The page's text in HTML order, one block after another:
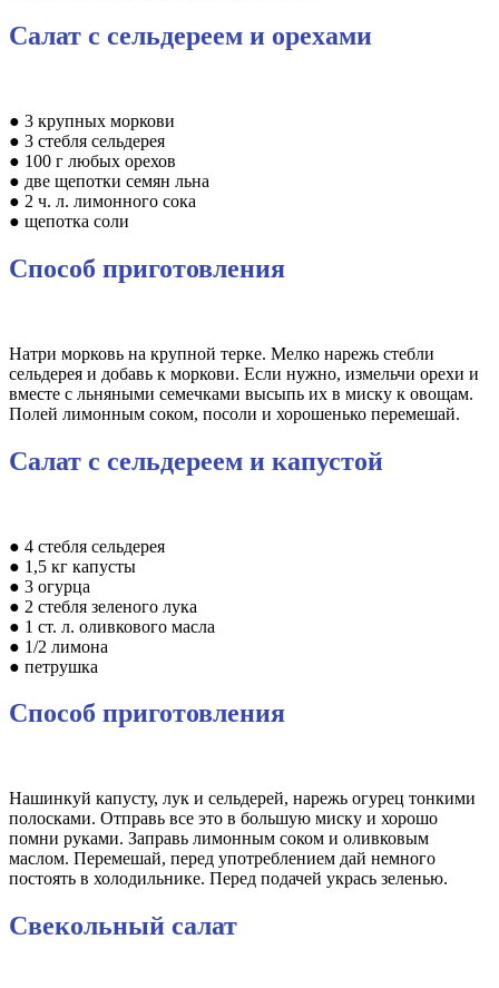
Салат с сельдереем и орехами
● 3 крупных моркови
● 3 стебля сельдерея
● 100 г любых орехов
● две щепотки семян льна
● 2 ч. л. лимонного сока
● щепотка соли
Способ приготовления
Натри морковь на крупной терке. Мелко нарежь стебли
сельдерея и добавь к моркови. Если нужно, измельчи орехи и
вместе с льняными семечками высыпь их в миску к овощам.
Полей лимонным соком, посоли и хорошенько перемешай.
Салат с сельдереем и капустой
● 4 стебля сельдерея
● 1,5 кг капусты
● 3 огурца
● 2 стебля зеленого лука
● 1 ст. л. оливкового масла
● 1/2 лимона
● петрушка
Способ приготовления
Нашинкуй капусту, лук и сельдерей, нарежь огурец тонкими
полосками. Отправь все это в большую миску и хорошо
помни руками. Заправь лимонным соком и оливковым
маслом. Перемешай, перед употреблением дай немного
постоять в холодильнике. Перед подачей укрась зеленью.
Свекольный салат